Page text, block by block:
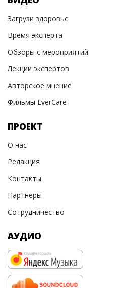
Загрузи здоровье
Время эксперта
Обзоры с мероприятий
Лекции экспертов
Авторское мнение
Фильмы EverCare
ПРОЕКТ
О нас
Редакция
Контакты
Партнеры
Сотрудничество
АУДИО